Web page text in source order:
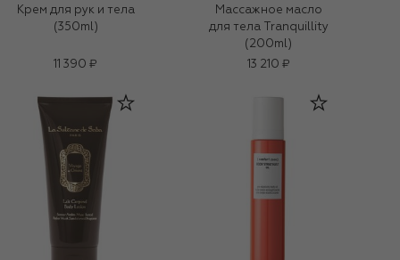
Крем для рук и тела
(350ml)
11 390 ₽
Массажное масло
для тела Tranquillity
(200ml)
13 210 ₽